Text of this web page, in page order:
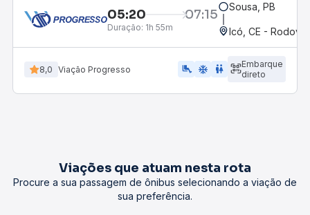
05:20 07:15
Duração: 1h 55m
Sousa, PB
Icó, CE -
8,0 Viação Progresso airline_seat_legroom_extra ac_unit wc
Embarque
direto
Viações que atuam nesta rota
Procure a sua passagem de ônibus selecionando a viação de
sua preferência.